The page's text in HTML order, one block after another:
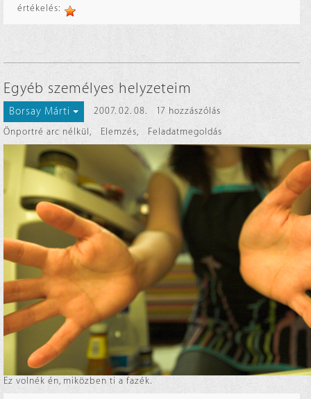
értékelés:
Egyéb személyes helyzeteim
Borsay Márti 2007. 02. 08.
17 hozzászólás
Önportré arc nélkül , Elemzés, Feladatmegoldás
Ez volnék én, miközben ti a fazék.